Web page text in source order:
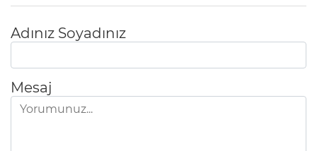
Adınız Soyadınız
Mesaj